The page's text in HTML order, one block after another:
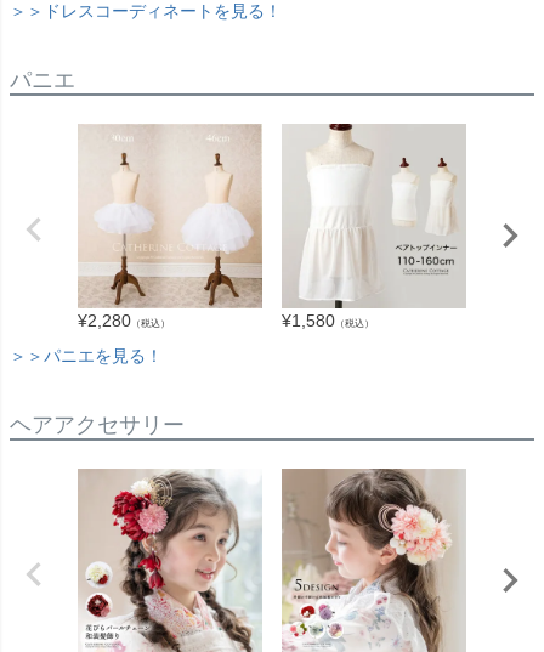
＞＞ドレスコーディネートを見る！
パニエ
¥2,280 （税込） ¥1,580 （税込）
＞＞パニエを見る！
ヘアアクセサリー